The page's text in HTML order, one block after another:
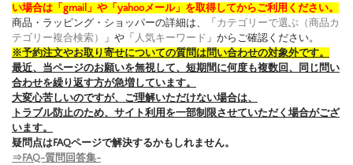
い場合は「gmail」や「yahooメール」を取得してからご利用ください。
商品・ラッピング・ショッパーの詳細は、「 カテゴリーで選ぶ（商品カ
テゴリー複合検索）
」や「 人気キーワード 」からご確認ください。
※予約注文やお取り寄せについての質問は問い合わせの対象外です。
最近、当ページのお願いを無視して、短期間に何度も複数回、同じ問い
合わせを繰り返す方が急増しています。
大変心苦しいのですが、ご理解いただけない場合は、
トラブル防止のため、サイト利用を一部制限させていただく場合がござ
います。
疑問点はFAQページで解決するかもしれません。
⇒FAQ-質問回答集-